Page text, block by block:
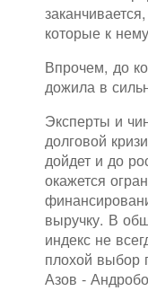
которые к
Впрочем, до
дожила в
Эксперты и
долговой
дойдет и до
окажется
выручку. В
индекс не
плохой выбор
Азов -